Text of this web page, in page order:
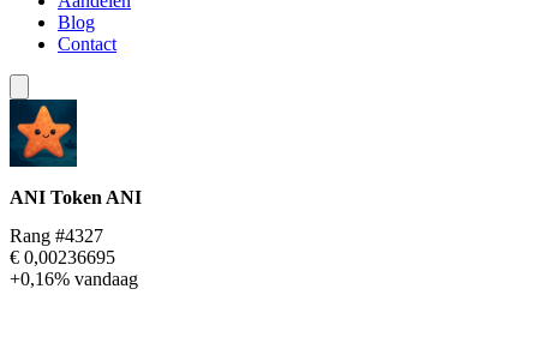
Blog
Contact
ANI Token ANI
Rang #4327
€ 0,00236695
+0,16% vandaag